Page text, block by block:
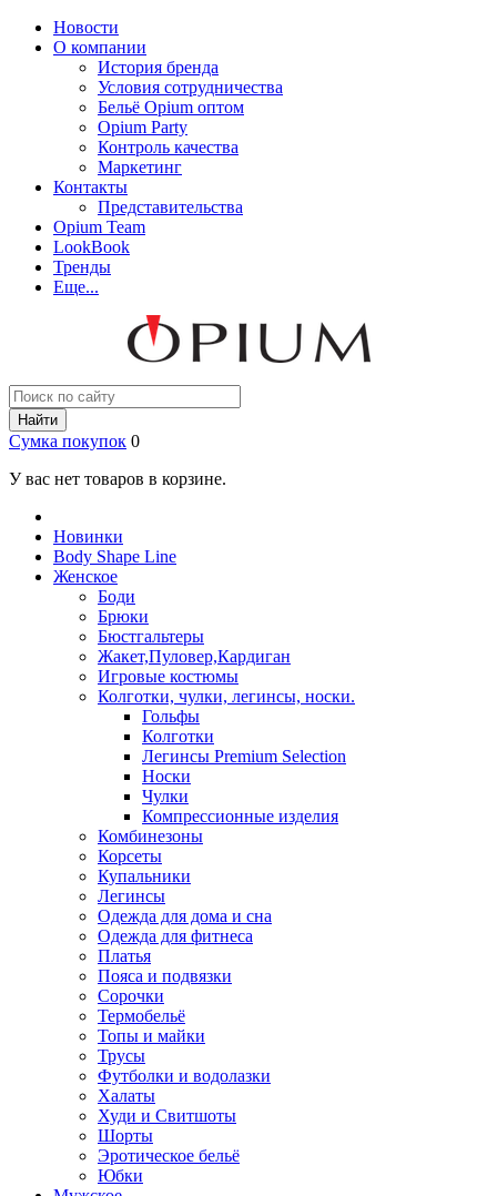
Новости
О компании
История бренда
Условия сотрудничества
Бельё Opium оптом
Opium Party
Контроль качества
Маркетинг
Контакты
Представительства
Opium Team
LookBook
Тренды
Еще...
Найти
Сумка покупок 0
У вас нет товаров в корзине.
Новинки
Body Shape Line
Женское
Боди
Брюки
Бюстгальтеры
Жакет,Пуловер,Кардиган
Игровые костюмы
Колготки, чулки, легинсы, носки.
Гольфы
Колготки
Легинсы Premium Selection
Носки
Чулки
Компрессионные изделия
Комбинезоны
Корсеты
Купальники
Легинсы
Одежда для дома и сна
Одежда для фитнеса
Платья
Пояса и подвязки
Сорочки
Термобельё
Топы и майки
Трусы
Футболки и водолазки
Халаты
Худи и Свитшоты
Шорты
Эротическое бельё
Юбки